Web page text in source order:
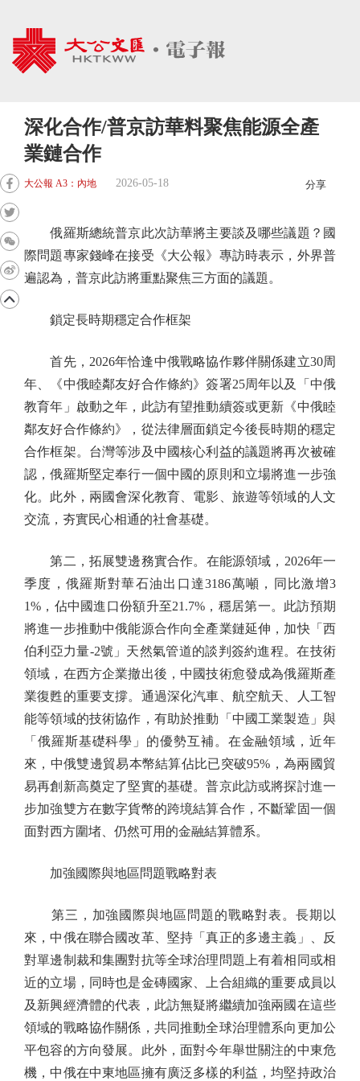
深化合作/普京訪華料聚焦能源全產
業鏈合作
大公報 A3：內地 2026-05-18 分享
俄羅斯總統普京此次訪華將主要談及哪些議題？國
際問題專家錢峰在接受《大公報》專訪時表示，外界普
遍認為，普京此訪將重點聚焦三方面的議題。
鎖定長時期穩定合作框架
首先，2026年恰逢中俄戰略協作夥伴關係建立30周
年、《中俄睦鄰友好合作條約》簽署25周年以及「中俄
教育年」啟動之年，此訪有望推動續簽或更新《中俄睦
鄰友好合作條約》，從法律層面鎖定今後長時期的穩定
合作框架。台灣等涉及中國核心利益的議題將再次被確
認，俄羅斯堅定奉行一個中國的原則和立場將進一步強
化。此外，兩國會深化教育、電影、旅遊等領域的人文
交流，夯實民心相通的社會基礎。
第二，拓展雙邊務實合作。在能源領域，2026年一
季度，俄羅斯對華石油出口達3186萬噸，同比激增3
1%，佔中國進口份額升至21.7%，穩居第一。此訪預期
將進一步推動中俄能源合作向全產業鏈延伸，加快「西
伯利亞力量-2號」天然氣管道的談判簽約進程。在技術
領域，在西方企業撤出後，中國技術愈發成為俄羅斯產
業復甦的重要支撐。通過深化汽車、航空航天、人工智
能等領域的技術協作，有助於推動「中國工業製造」與
「俄羅斯基礎科學」的優勢互補。在金融領域，近年
來，中俄雙邊貿易本幣結算佔比已突破95%，為兩國貿
易再創新高奠定了堅實的基礎。普京此訪或將探討進一
步加強雙方在數字貨幣的跨境結算合作，不斷鞏固一個
面對西方圍堵、仍然可用的金融結算體系。
加強國際與地區問題戰略對表
第三，加強國際與地區問題的戰略對表。長期以
來，中俄在聯合國改革、堅持「真正的多邊主義」、反
對單邊制裁和集團對抗等全球治理問題上有着相同或相
近的立場，同時也是金磚國家、上合組織的重要成員以
及新興經濟體的代表，此訪無疑將繼續加強兩國在這些
領域的戰略協作關係，共同推動全球治理體系向更加公
平包容的方向發展。此外，面對今年舉世關注的中東危
機，中俄在中東地區擁有廣泛多樣的利益，均堅持政治